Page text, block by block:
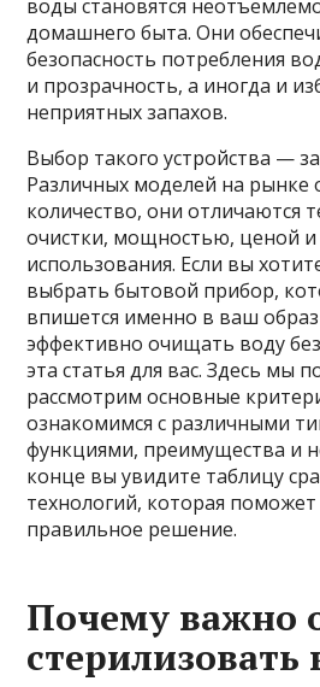
воды становятся
домашнего быта. Они
безопасность потребления
и прозрачность, а иногда и
неприятных запахов.
Выбор такого устройства —
Различных моделей на рынке
количество, они отличаются
очистки, мощностью, ценой и
использования. Если вы
выбрать бытовой прибор,
впишется именно в ваш
эффективно очищать воду
эта статья для вас. Здесь мы
рассмотрим основные
ознакомимся с различными
функциями, преимущества и
конце вы увидите таблицу
технологий, которая
правильное решение.
Почему важно
стерилизовать